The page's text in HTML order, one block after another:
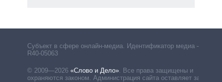
Субъект в сфере онлайн-медиа. Идентификатор медиа –
R40-05063
© 2009—2026 «Слово и Дело» Все права защищены и
охраняются законом. Администрация сайта оставляет за